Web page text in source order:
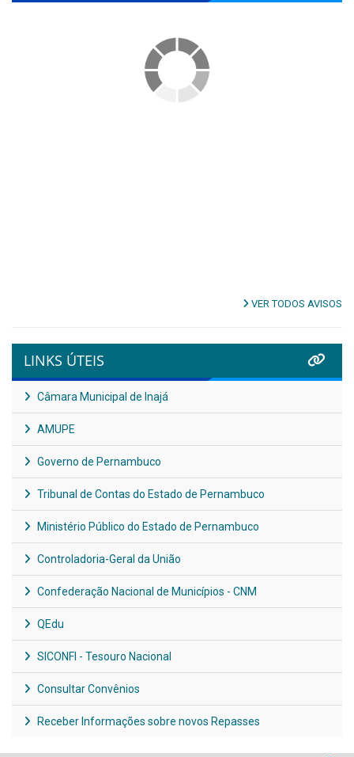
VER TODOS AVISOS
LINKS ÚTEIS
Câmara Municipal de Inajá
AMUPE
Governo de Pernambuco
Tribunal de Contas do Estado de Pernambuco
Ministério Público do Estado de Pernambuco
Controladoria-Geral da União
Confederação Nacional de Municípios - CNM
QEdu
SICONFI - Tesouro Nacional
Consultar Convênios
Receber Informações sobre novos Repasses